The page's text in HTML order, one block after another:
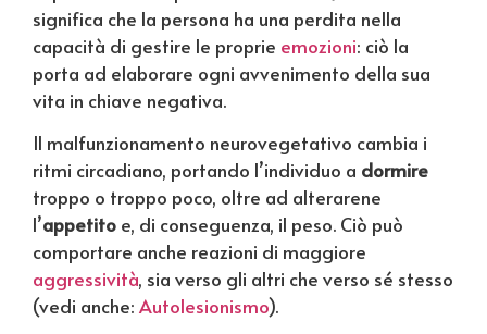
significa che la persona ha una perdita nella
capacità di gestire le proprie emozioni: ciò la
porta ad elaborare ogni avvenimento della sua
vita in chiave negativa.
Il malfunzionamento neurovegetativo cambia i
ritmi circadiano, portando l’individuo a dormire
troppo o troppo poco, oltre ad alterarene
l’appetito e, di conseguenza, il peso. Ciò può
comportare anche reazioni di maggiore
aggressività, sia verso gli altri che verso sé stesso
(vedi anche: Autolesionismo).